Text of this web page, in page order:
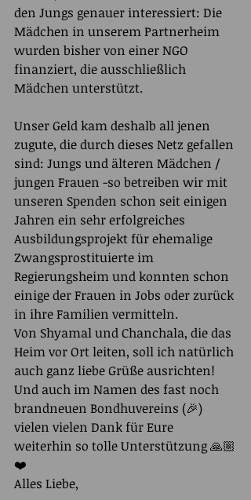
den Jungs genauer interessiert: Die
Mädchen in unserem Partnerheim
wurden bisher von einer NGO
finanziert, die ausschließlich
Mädchen unterstützt.
Unser Geld kam deshalb all jenen
zugute, die durch dieses Netz gefallen
sind: Jungs und älteren Mädchen /
jungen Frauen -so betreiben wir mit
unseren Spenden schon seit einigen
Jahren ein sehr erfolgreiches
Ausbildungsprojekt für ehemalige
Zwangsprostituierte im
Regierungsheim und konnten schon
einige der Frauen in Jobs oder zurück
in ihre Familien vermitteln.
Von Shyamal und Chanchala, die das
Heim vor Ort leiten, soll ich natürlich
auch ganz liebe Grüße ausrichten!
Und auch im Namen des fast noch
brandneuen Bondhuvereins (🎉)
vielen vielen Dank für Eure
weiterhin so tolle Unterstützung 🙏🏼
❤️
Alles Liebe,